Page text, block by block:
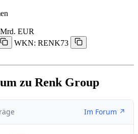
EUR
WKN: RENK73
zu Renk Group